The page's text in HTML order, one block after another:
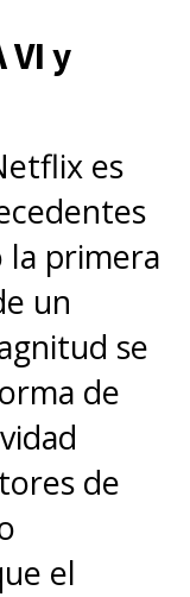
VI y
es
la primera
un
se
de
de
el